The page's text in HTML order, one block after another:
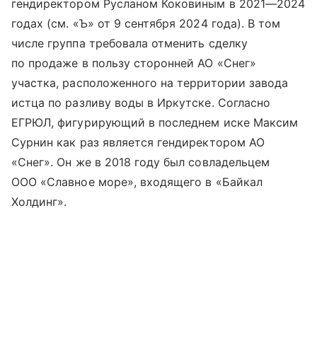
гендиректором Русланом Коковиным в 2021—2024
годах (см. «Ъ» от 9 сентября 2024 года). В том
числе группа требовала отменить сделку
по продаже в пользу сторонней АО «Снег»
участка, расположенного на территории завода
истца по разливу воды в Иркутске. Согласно
ЕГРЮЛ, фигурирующий в последнем иске Максим
Сурнин как раз является гендиректором АО
«Снег». Он же в 2018 году был совладельцем
ООО «Славное море», входящего в «Байкал
Холдинг».